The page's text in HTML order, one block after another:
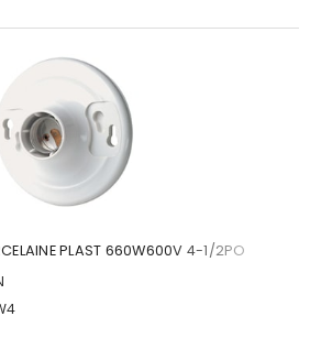
PLAST 660W600V 4-1/2PO